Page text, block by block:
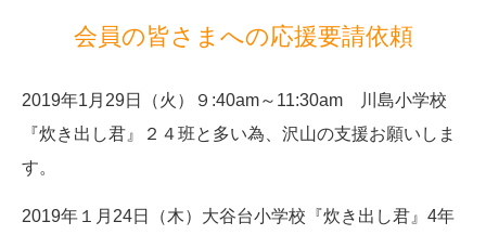
会員の皆さまへの応援要請依頼
2019年1月29日（火）９:40am～11:30am 川島小学校
『炊き出し君』２４班と多い為、沢山の支援お願いしま
す。
2019年１月24日（木）大谷台小学校『炊き出し君』4年